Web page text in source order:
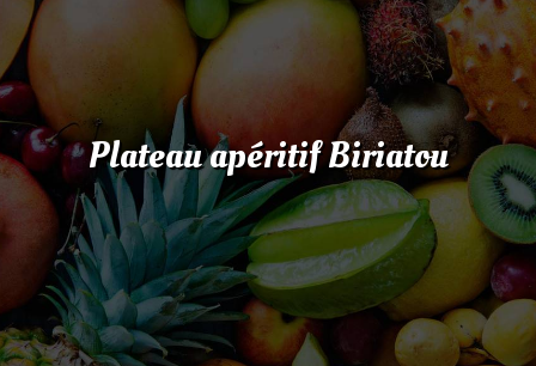
Plateau apéritif Biriatou